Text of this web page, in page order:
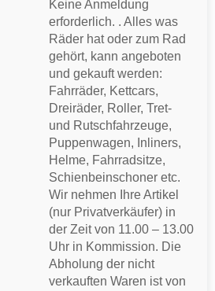
Keine Anmeldung
erforderlich. . Alles was
Räder hat oder zum Rad
gehört, kann angeboten
und gekauft werden:
Fahrräder, Kettcars,
Dreiräder, Roller, Tret-
und Rutschfahrzeuge,
Puppenwagen, Inliners,
Helme, Fahrradsitze,
Schienbeinschoner etc.
Wir nehmen Ihre Artikel
(nur Privatverkäufer) in
der Zeit von 11.00 – 13.00
Uhr in Kommission. Die
Abholung der nicht
verkauften Waren ist von